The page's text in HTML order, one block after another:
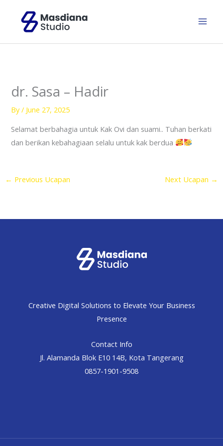
content
dr. Sasa – Hadir
By/ June 27, 2025
Selamat berbahagia untuk Kak Ovi dan suami.. Tuhan berkati
dan berikan kebahagiaan selalu untuk kak berdua
← Previous Ucapan Next Ucapan →
Creative Digital Solutions to Elevate Your Business
Presence
Contact Info
Jl. Alamanda Blok E10 14B, Kota Tangerang
0857-1901-9508